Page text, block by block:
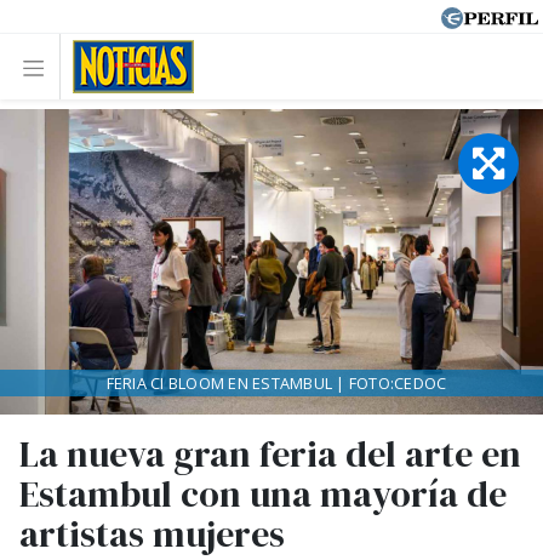
La nueva gran feria del arte en
Estambul con una mayoría de
artistas mujeres
FERIA CI BLOOM EN ESTAMBUL | FOTO:CEDOC